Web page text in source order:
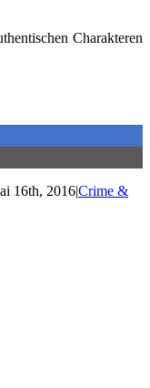
Charakteren
16th, 2016|Crime &